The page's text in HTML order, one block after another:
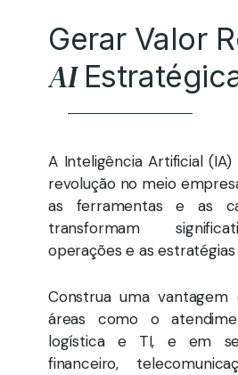
Gerar Valor
AI
A Inteligência Artificial
revolução no meio
as ferramentas e as
transformam
operações e as estratégias
Construa uma
áreas como o
logística e TI, e em
financeiro,